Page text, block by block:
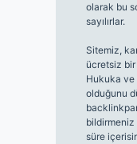
olarak bu
sayılırlar.
Sitemiz,
ücretsiz bir
Hukuka ve
olduğunu
süre